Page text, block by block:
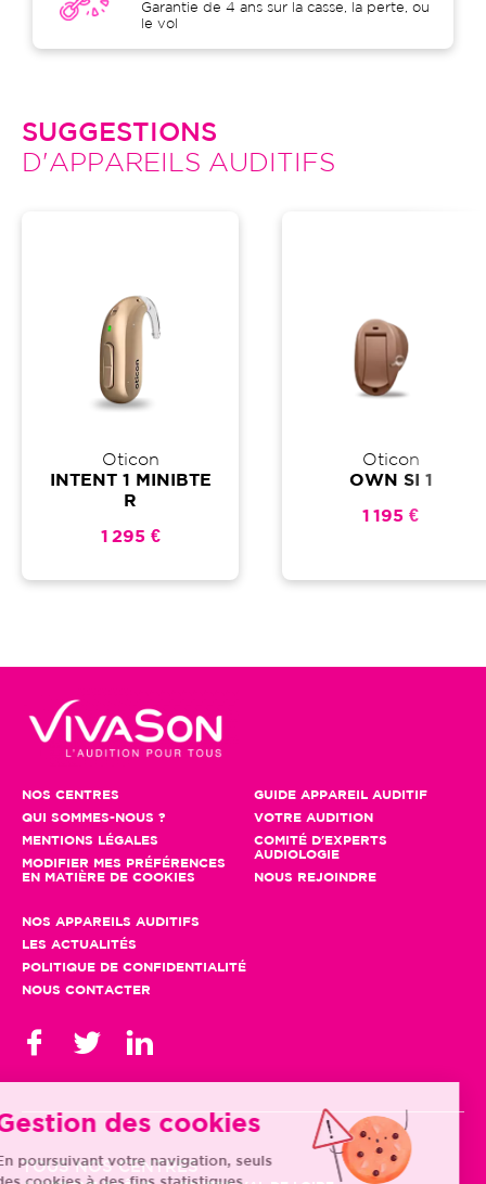
Gestion des cookies
En poursuivant votre navigation, seuls
Garantie de 4 ans sur la casse, la perte, ou
le vol
SUGGESTIONS
D'APPAREILS AUDITIFS
Oticon
INTENT 1 MINIBTE
R
1 295 €
Oticon
OWN SI 1
1 195 €
NOS CENTRES
QUI SOMMES-NOUS ?
MENTIONS LÉGALES
MODIFIER MES PRÉFÉRENCES
EN MATIÈRE DE COOKIES
GUIDE APPAREIL AUDITIF
VOTRE AUDITION
COMITÉ D'EXPERTS
AUDIOLOGIE
NOUS REJOINDRE
NOS APPAREILS AUDITIFS
LES ACTUALITÉS
POLITIQUE DE CONFIDENTIALITÉ
NOUS CONTACTER
TOUS NOS CENTRES